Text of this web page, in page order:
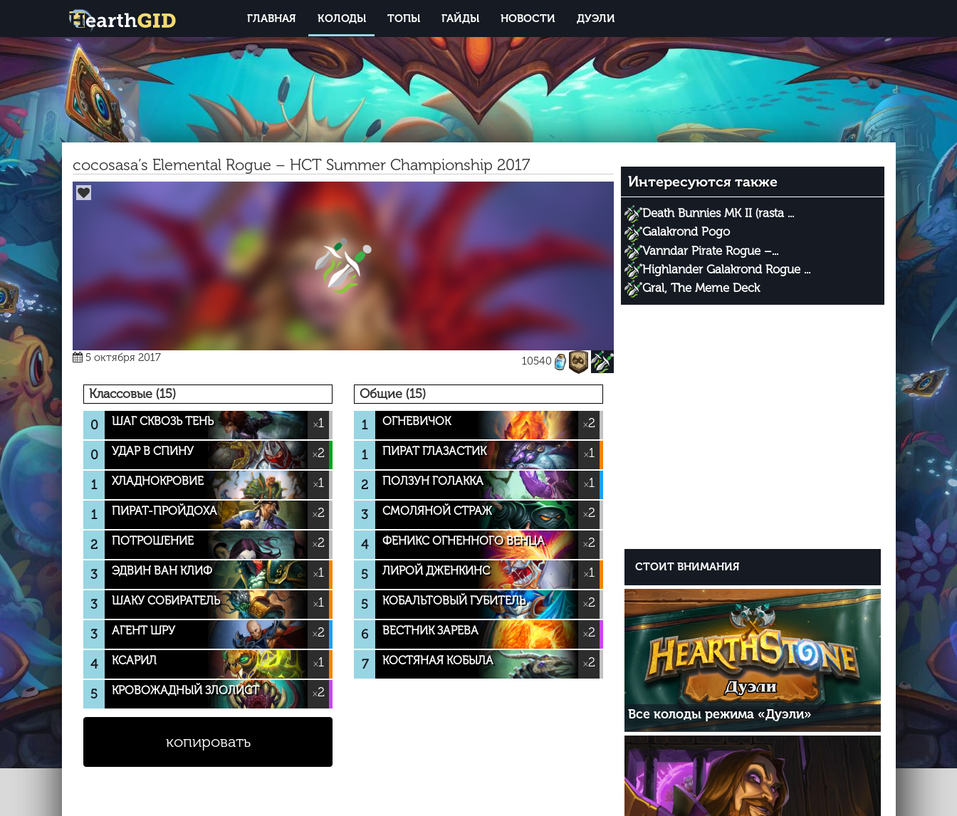
ГЛАВНАЯ КОЛОДЫ ТОПЫ ГАЙДЫ НОВОСТИ ДУЭЛИ
cocosasa’s Elemental Rogue – HCT Summer Championship 2017
5 октября 2017 10540
Классовые (15)
0
ШАГ СКВОЗЬ ТЕНЬ ×1
0 УДАР В СПИНУ ×2
1 ХЛАДНОКРОВИЕ ×1
1 ПИРАТ-ПРОЙДОХА ×2
2 ПОТРОШЕНИЕ ×2
3 ЭДВИН ВАН КЛИФ ×1
3 ШАКУ СОБИРАТЕЛЬ ×1
3 АГЕНТ ШРУ ×2
4 КСАРИЛ ×1
5 КРОВОЖАДНЫЙ ЗЛОЛИСТ ×2
Общие (15)
1
ОГНЕВИЧОК ×2
1 ПИРАТ ГЛАЗАСТИК ×1
2 ПОЛЗУН ГОЛАККА ×1
3 СМОЛЯНОЙ СТРАЖ ×2
4 ФЕНИКС ОГНЕННОГО ВЕНЦА ×2
5 ЛИРОЙ ДЖЕНКИНС ×1
5 КОБАЛЬТОВЫЙ ГУБИТЕЛЬ ×2
6 ВЕСТНИК ЗАРЕВА ×2
7 КОСТЯНАЯ КОБЫЛА ×2
копировать
Интересуются также
Death Bunnies MK II (rasta ...
Galakrond Pogo
Vanndar Pirate Rogue –...
Highlander Galakrond Rogue ...
Gral, The Meme Deck
СТОИТ ВНИМАНИЯ
Все колоды режима «Дуэли»